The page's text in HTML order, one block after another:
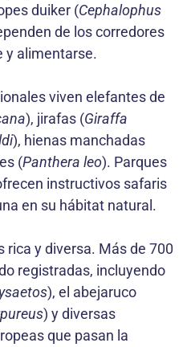
duiker (Cephalophus
de los corredores
y alimentarse.
viven elefantes de
), jirafas (Giraffa
), hienas manchadas
(Panthera leo). Parques
instructivos safaris
en su hábitat natural.
rica y diversa. Más de 700
registradas, incluyendo
), el abejaruco
) y diversas
que pasan la